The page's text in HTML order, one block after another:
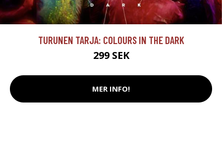
TURUNEN TARJA: COLOURS IN THE DARK
299 SEK
MER INFO!